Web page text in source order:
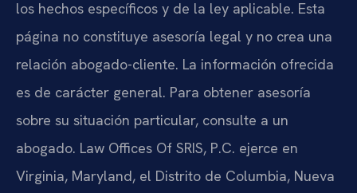
los hechos específicos y de la ley aplicable. Esta
página no constituye asesoría legal y no crea una
relación abogado-cliente. La información ofrecida
es de carácter general. Para obtener asesoría
sobre su situación particular, consulte a un
abogado. Law Offices Of SRIS, P.C. ejerce en
Virginia, Maryland, el Distrito de Columbia, Nueva